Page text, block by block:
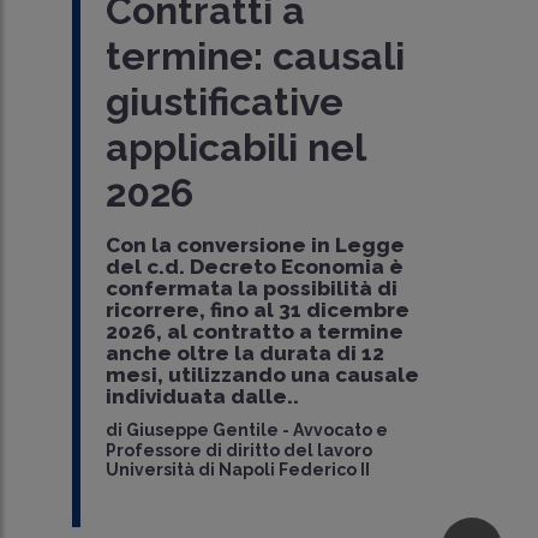
La legge di conversione del
Economiaha prorogato fino al31
utilizzarecausali determinate tra le
partiper il ricorso alc..
Luca Furfaro-Consulente del lavoro -
Studio Furfaro e Founder FL&Associati
Contratti a
termine: causali
giustificative
applicabili nel
2026
Con la conversione in Legge
del c.d. Decreto Economia è
confermata la possibilità di
ricorrere, fino al 31 dicembre
2026, al contratto a termine
anche oltre la durata di 12
mesi, utilizzando una causale
individuata dalle..
di Giuseppe Gentile - Avvocato e
Professore di diritto del lavoro
Università di Napoli Federico II